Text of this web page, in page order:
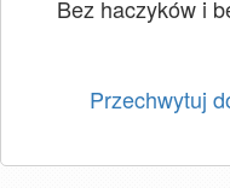
Bez haczyków i
Przechwytuj